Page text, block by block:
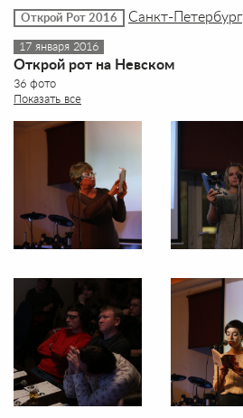
Открой Рот 2016 Санкт-Петербург
17 января 2016
Открой рот на Невском
36 фото
Показать все